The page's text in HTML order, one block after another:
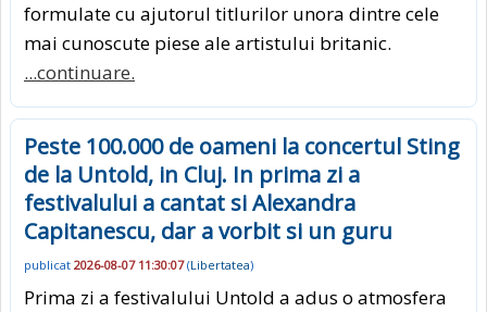
formulate cu ajutorul titlurilor unora dintre cele
mai cunoscute piese ale artistului britanic.
...continuare.
Peste 100.000 de oameni la concertul Sting
de la Untold, in Cluj. In prima zi a
festivalului a cantat si Alexandra
Capitanescu, dar a vorbit si un guru
publicat 2026-08-07 11:30:07(Libertatea)
Prima zi a festivalului Untold a adus o atmosfera